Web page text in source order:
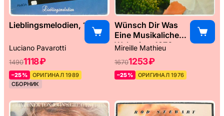
Lieblingsmelodien, 1989
Luciano Pavarotti
14901118 ₽
–25%
ОРИГИНАЛ 1989
СБОРНИК
Wünsch Dir Was
Eine Musikaliche
Weltreise, 1976
Mireille Mathieu
16701253 ₽
–25% ОРИГИНАЛ 1976